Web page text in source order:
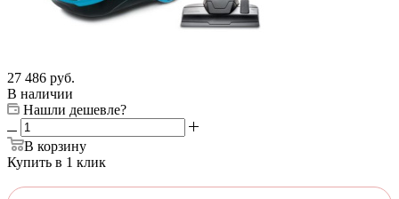
27 486 руб.
В наличии
Нашли дешевле?
В корзину
Купить в 1 клик